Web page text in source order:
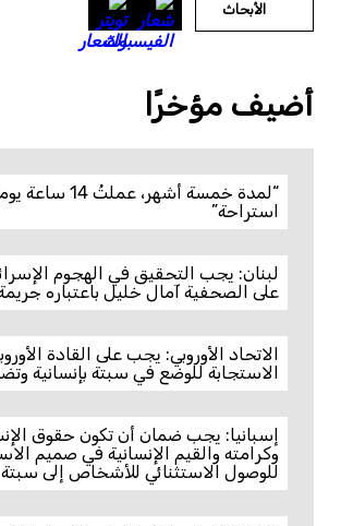
الأبحاث
أضيف مؤخرًا
“لمدة خمسة أشهر،
استراحة”
لبنان: يجب التحقيق في الهجوم
على الصحفية آمال خليل باعتباره
الاتحاد الأوروبي: يجب على القادة
الاستجابة للوضع في سبتة بإنسانية
إسبانيا: يجب ضمان أن تكون حقوق
وكرامته والقيم الإنسانية في صميم
للوصول الاستثنائي للأشخاص إلى سبتة